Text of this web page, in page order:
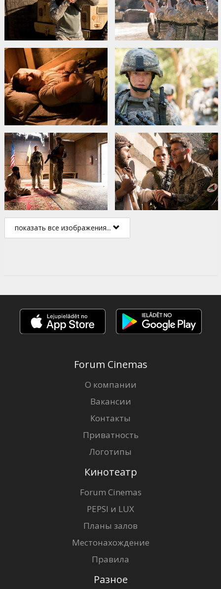
Сайты:
IMDB
показать все изображения...
Forum Cinemas
О компании
Вакансии
Контакты
Приватность
Логотипы
Кинотеатр
Forum Cinemas
PEPSI и LUX
Планы залов
Местонахождение
Правила
Разное